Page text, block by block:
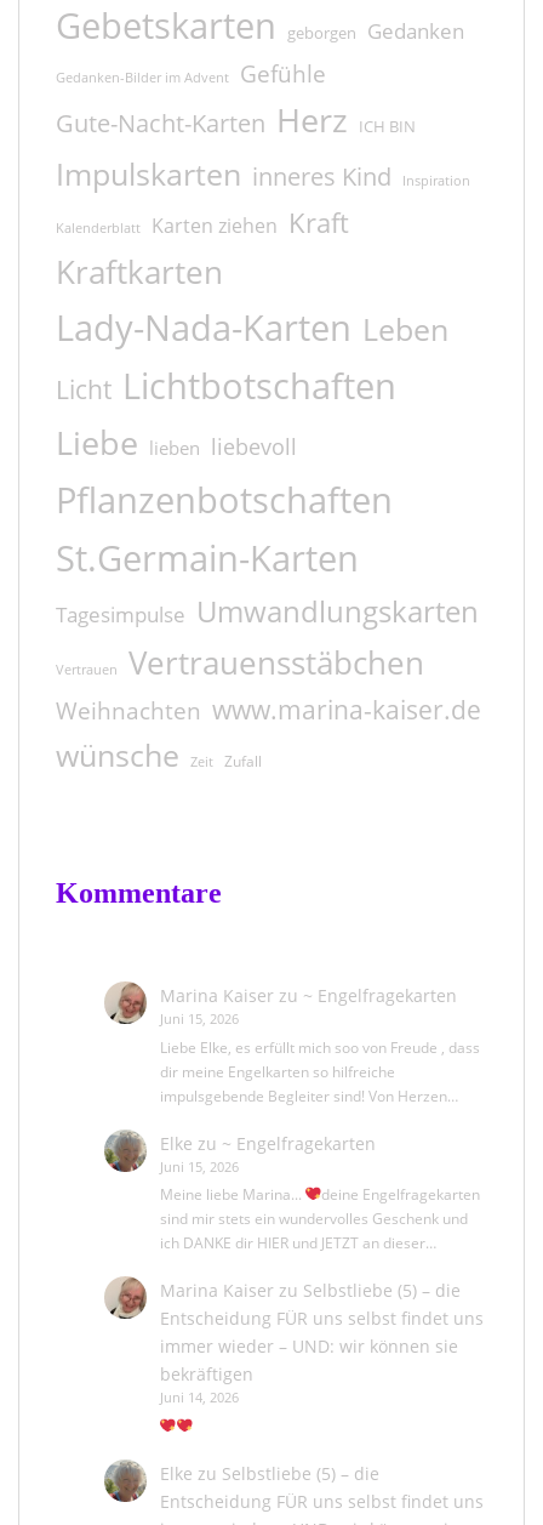
Gebetskarten geborgen Gedanken
Gedanken-Bilder im Advent Gefühle
Gute-Nacht-Karten Herz ICH BIN
Impulskarten inneres Kind Inspiration
Kalenderblatt Karten ziehen Kraft
Kraftkarten
Lady-Nada-Karten Leben
Licht Lichtbotschaften
Liebe lieben liebevoll
Pflanzenbotschaften
St.Germain-Karten
Tagesimpulse Umwandlungskarten
Vertrauen Vertrauensstäbchen
Weihnachten www.marina-kaiser.de
wünsche Zeit Zufall
Kommentare
Marina Kaiserzu ~ Engelfragekarten
Juni 15, 2026
Liebe Elke, es erfüllt mich soo von Freude , dass
dir meine Engelkarten so hilfreiche
impulsgebende Begleiter sind! Von Herzen…
Elke zu ~ Engelfragekarten
Juni 15, 2026
Meine liebe Marina...
deine Engelfragekarten
sind mir stets ein wundervolles Geschenk und
ich DANKE dir HIER und JETZT an dieser…
Marina Kaiserzu Selbstliebe (5) – die
Entscheidung FÜR uns selbst findet uns
immer wieder – UND: wir können sie
bekräftigen
Juni 14, 2026
Elke zu Selbstliebe (5) – die
Entscheidung FÜR uns selbst findet uns